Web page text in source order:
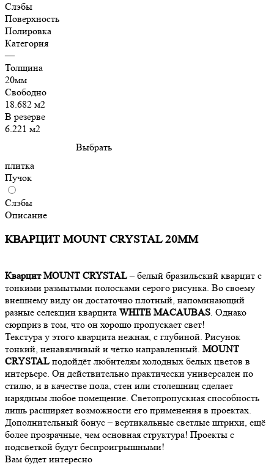
Слэбы
Поверхность
Полировка
Категория
—
Толщина
20мм
Свободно
18.682 м2
В резерве
6.221 м2
Выбрать
плитка
Пучок
Слэбы
Описание
КВАРЦИТ MOUNT CRYSTAL 20MM
Кварцит MOUNT CRYSTAL– белый бразильский кварцит с
тонкими размытыми полосками серого рисунка. Во своему
внешнему виду он достаточно плотный, напоминающий
разные селекции кварцита WHITE MACAUBAS. Однако
сюрприз в том, что он хорошо пропускает свет!
Текстура у этого кварцита нежная, с глубиной. Рисунок
тонкий, ненавязчивый и чётко направленный. MOUNT
CRYSTAL подойдёт любителям холодных белых цветов в
интерьере. Он действительно практически универсален по
стилю, и в качестве пола, стен или столешниц сделает
нарядным любое помещение. Светопропускная способность
лишь расширяет возможности его применения в проектах.
Дополнительный бонус – вертикальные светлые штрихи, ещё
более прозрачные, чем основная структура! Проекты с
подсветкой будут беспроигрышными!
Вам будет интересно